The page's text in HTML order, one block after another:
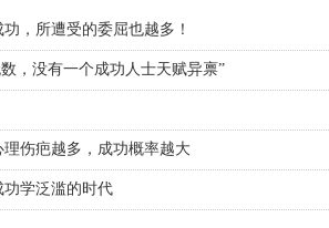
，所遭受的委屈也越多！
，没有一个成功人士天赋异禀”
伤疤越多，成功概率越大
学泛滥的时代